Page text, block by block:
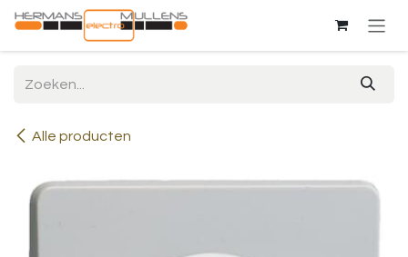
Overslaan naar inhoud
Alle producten